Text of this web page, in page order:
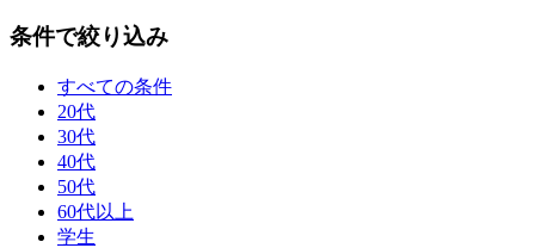
条件で絞り込み
すべての条件
20代
30代
40代
50代
60代以上
学生